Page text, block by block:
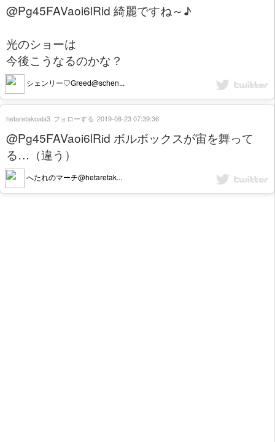
@Pg45FAVaoi6lRid 綺麗ですね～♪
光のショーは
今後こうなるのかな？
シェンリー♡Greed@schen...
@Pg45FAVaoi6lRid ボルボックスが宙を舞って
る…（違う）
へたれのマーチ@hetaretak...
hetaretakoala3 フォローする 2019-08-23 07:39:36